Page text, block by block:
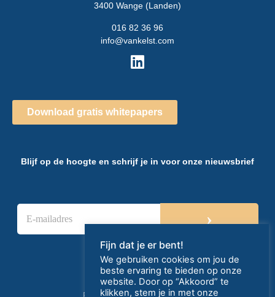
3400 Wange (Landen)
016 82 36 96
info@vankelst.com
Download gratis whitepapers
Blijf op de hoogte en schrijf je in voor onze nieuwsbrief
E
m
›
Fijn dat je er bent!
We gebruiken cookies om jou de
beste ervaring te bieden op onze
website. Door op “Akkoord” te
klikken, stem je in met onze